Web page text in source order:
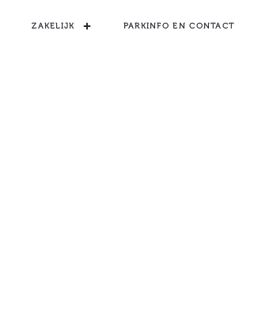
ZAKELIJK PARKINFO EN CONTACT